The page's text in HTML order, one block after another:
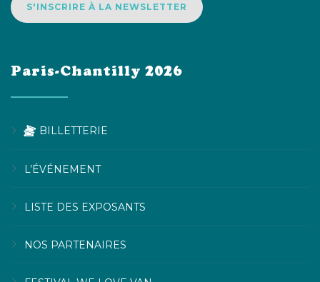
S'INSCRIRE À LA NEWSLETTER
Paris-Chantilly 2026
BILLETTERIE
L’ÉVÉNEMENT
LISTE DES EXPOSANTS
NOS PARTENAIRES